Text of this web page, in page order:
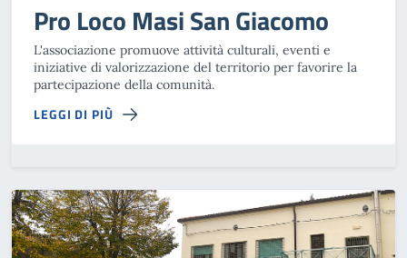
Pro Loco Masi San Giacomo
L'associazione promuove attività culturali, eventi e
iniziative di valorizzazione del territorio per favorire la
partecipazione della comunità.
LEGGI DI PIÙ